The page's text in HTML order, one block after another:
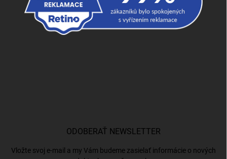
ODOBERAŤ NEWSLETTER
Vložte svoj e-mail a my Vám budeme zasielať informácie o nových